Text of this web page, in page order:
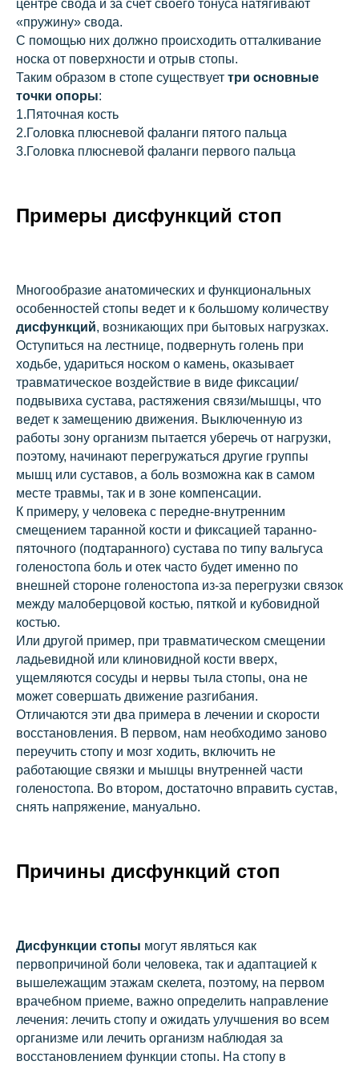
центре свода и за счёт своего тонуса натягивают
«пружину» свода.
С помощью них должно происходить отталкивание
носка от поверхности и отрыв стопы.
Таким образом в стопе существует три основные
точки опоры:
1.Пяточная кость
2.Головка плюсневой фаланги пятого пальца
3.Головка плюсневой фаланги первого пальца
Примеры дисфункций стоп
Многообразие анатомических и функциональных
особенностей стопы ведет и к большому количеству
дисфункций, возникающих при бытовых нагрузках.
Оступиться на лестнице, подвернуть голень при
ходьбе, удариться носком о камень, оказывает
травматическое воздействие в виде фиксации/
подвывиха сустава, растяжения связи/мышцы, что
ведет к замещению движения. Выключенную из
работы зону организм пытается уберечь от нагрузки,
поэтому, начинают перегружаться другие группы
мышц или суставов, а боль возможна как в самом
месте травмы, так и в зоне компенсации.
К примеру, у человека с передне-внутренним
смещением таранной кости и фиксацией таранно-
пяточного (подтаранного) сустава по типу вальгуса
голеностопа боль и отек часто будет именно по
внешней стороне голеностопа из-за перегрузки связок
между малоберцовой костью, пяткой и кубовидной
костью.
Или другой пример, при травматическом смещении
ладьевидной или клиновидной кости вверх,
ущемляются сосуды и нервы тыла стопы, она не
может совершать движение разгибания.
Отличаются эти два примера в лечении и скорости
восстановления. В первом, нам необходимо заново
переучить стопу и мозг ходить, включить не
работающие связки и мышцы внутренней части
голеностопа. Во втором, достаточно вправить сустав,
снять напряжение, мануально.
Причины дисфункций стоп
Дисфункции стопы могут являться как
первопричиной боли человека, так и адаптацией к
вышележащим этажам скелета, поэтому, на первом
врачебном приеме, важно определить направление
лечения: лечить стопу и ожидать улучшения во всем
организме или лечить организм наблюдая за
восстановлением функции стопы. На стопу в